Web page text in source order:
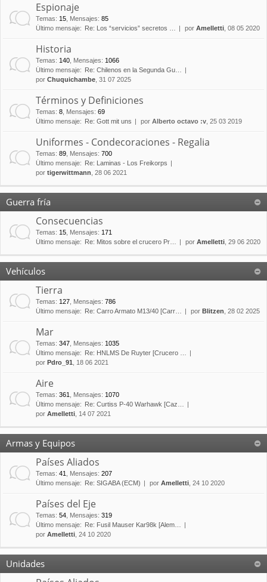
Espionaje
Temas: 15 Mensajes: 85
Último mensaje:
Re: Los “servicios” secretos … por Amelletti , 08 05 2020
Historia
Temas: 140 Mensajes: 1066
Último mensaje:
Re: Chilenos en la Segunda Gu…
por Chuquichambe , 31 07 2025
Términos y Definiciones
Temas: 8 Mensajes: 69
Último mensaje:
Re: Gott mit uns por Alberto octavo :v , 25 03 2019
Uniformes - Condecoraciones - Regalia
Temas: 89 Mensajes: 700
Último mensaje:
Re: Laminas - Los Freikorps
por tigerwittmann , 28 06 2021
Guerra fría
Consecuencias
Temas: 15 Mensajes: 171
Último mensaje:
Re: Mitos sobre el crucero Pr… por Amelletti , 29 06 2020
Vehículos
Tierra
Temas: 127 Mensajes: 786
Último mensaje:
Re: Carro Armato M13/40 [Carr… por Blitzen , 28 02 2025
Mar
Temas: 347 Mensajes: 1035
Último mensaje:
Re: HNLMS De Ruyter [Crucero …
por Pdro_91 , 18 06 2021
Aire
Temas: 361 Mensajes: 1070
Último mensaje:
Re: Curtiss P-40 Warhawk [Caz…
por Amelletti , 14 07 2021
Armas y Equipos
Países Aliados
Temas: 41 Mensajes: 207
Último mensaje:
Re: SIGABA (ECM) por Amelletti , 24 10 2020
Países del Eje
Temas: 54 Mensajes: 319
Último mensaje:
Re: Fusil Mauser Kar98k [Alem…
por Amelletti , 24 10 2020
Unidades